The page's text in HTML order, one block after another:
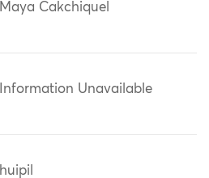
Maya Cakchiquel
Information Unavailable
huipil